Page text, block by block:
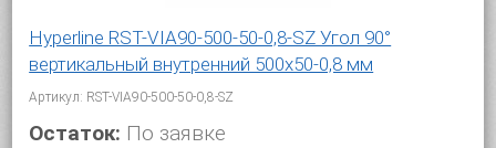
Hyperline RST-VIA90-500-50-0,8-SZ Угол 90°
вертикальный внутренний 500x50-0,8 мм
Артикул: RST-VIA90-500-50-0,8-SZ
Остаток: По заявке